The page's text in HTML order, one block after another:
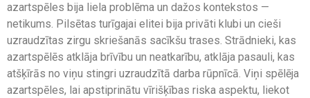
azartspēles bija liela problēma un dažos kontekstos —
netikums. Pilsētas turīgajai elitei bija privāti klubi un cieši
uzraudzītas zirgu skriešanās sacīkšu trases. Strādnieki, kas
azartspēlēs atklāja brīvību un neatkarību, atklāja pasauli, kas
atšķīrās no viņu stingri uzraudzītā darba rūpnīcā. Viņi spēlēja
azartspēles, lai apstiprinātu vīrišķības riska aspektu, liekot